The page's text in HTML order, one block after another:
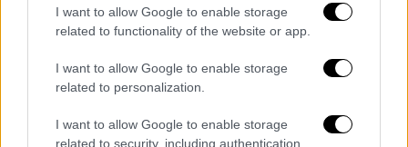
I want to allow Google to enable storage
related to functionality of the website or app.
I want to allow Google to enable storage
related to personalization.
I want to allow Google to enable storage
related to security, including authentication